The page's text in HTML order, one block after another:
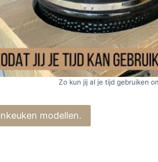
Zo kun jij al je tijd gebruiken
modellen.